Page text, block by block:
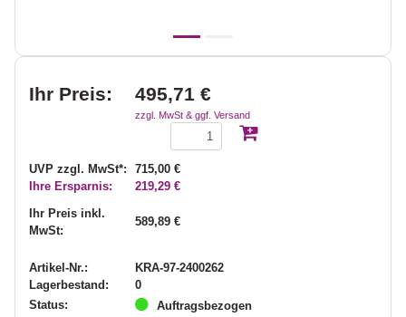
Ihr Preis: 495,71 €
zzgl. MwSt & ggf. Versand
UVP zzgl. MwSt*:
715,00 €
Ihre Ersparnis:
219,29 €
Ihr Preis inkl.
MwSt:
589,89 €
Artikel-Nr.:
KRA-97-2400262
Lagerbestand:
0
Status:
Auftragsbezogen